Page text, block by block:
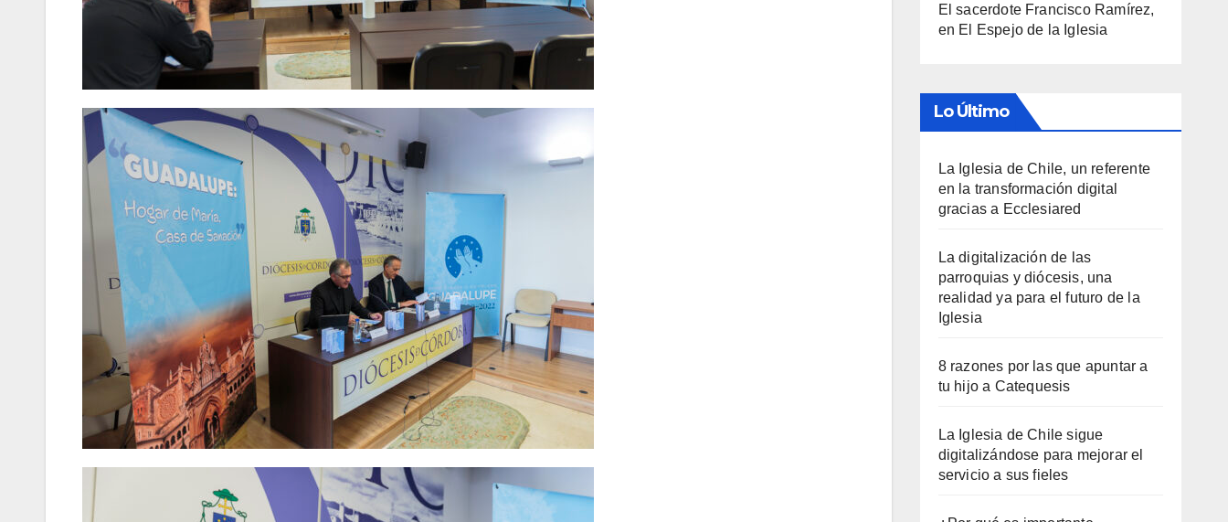
El sacerdote Francisco Ramírez,
en El Espejo de la Iglesia
Lo Último
La Iglesia de Chile, un referente
en la transformación digital
gracias a Ecclesiared
La digitalización de las
parroquias y diócesis, una
realidad ya para el futuro de la
Iglesia
8 razones por las que apuntar a
tu hijo a Catequesis
La Iglesia de Chile sigue
digitalizándose para mejorar el
servicio a sus fieles